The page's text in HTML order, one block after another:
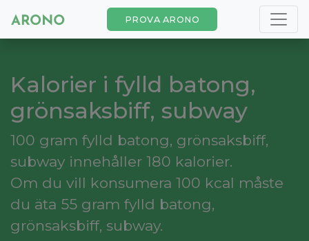
PROVA ARONO
Kalorier i fylld batong,
grönsaksbiff, subway
100 gram fylld batong, grönsaksbiff,
subway innehåller 180 kalorier.
Om du vill konsumera 100 kcal måste
du äta 55 gram fylld batong,
grönsaksbiff, subway.